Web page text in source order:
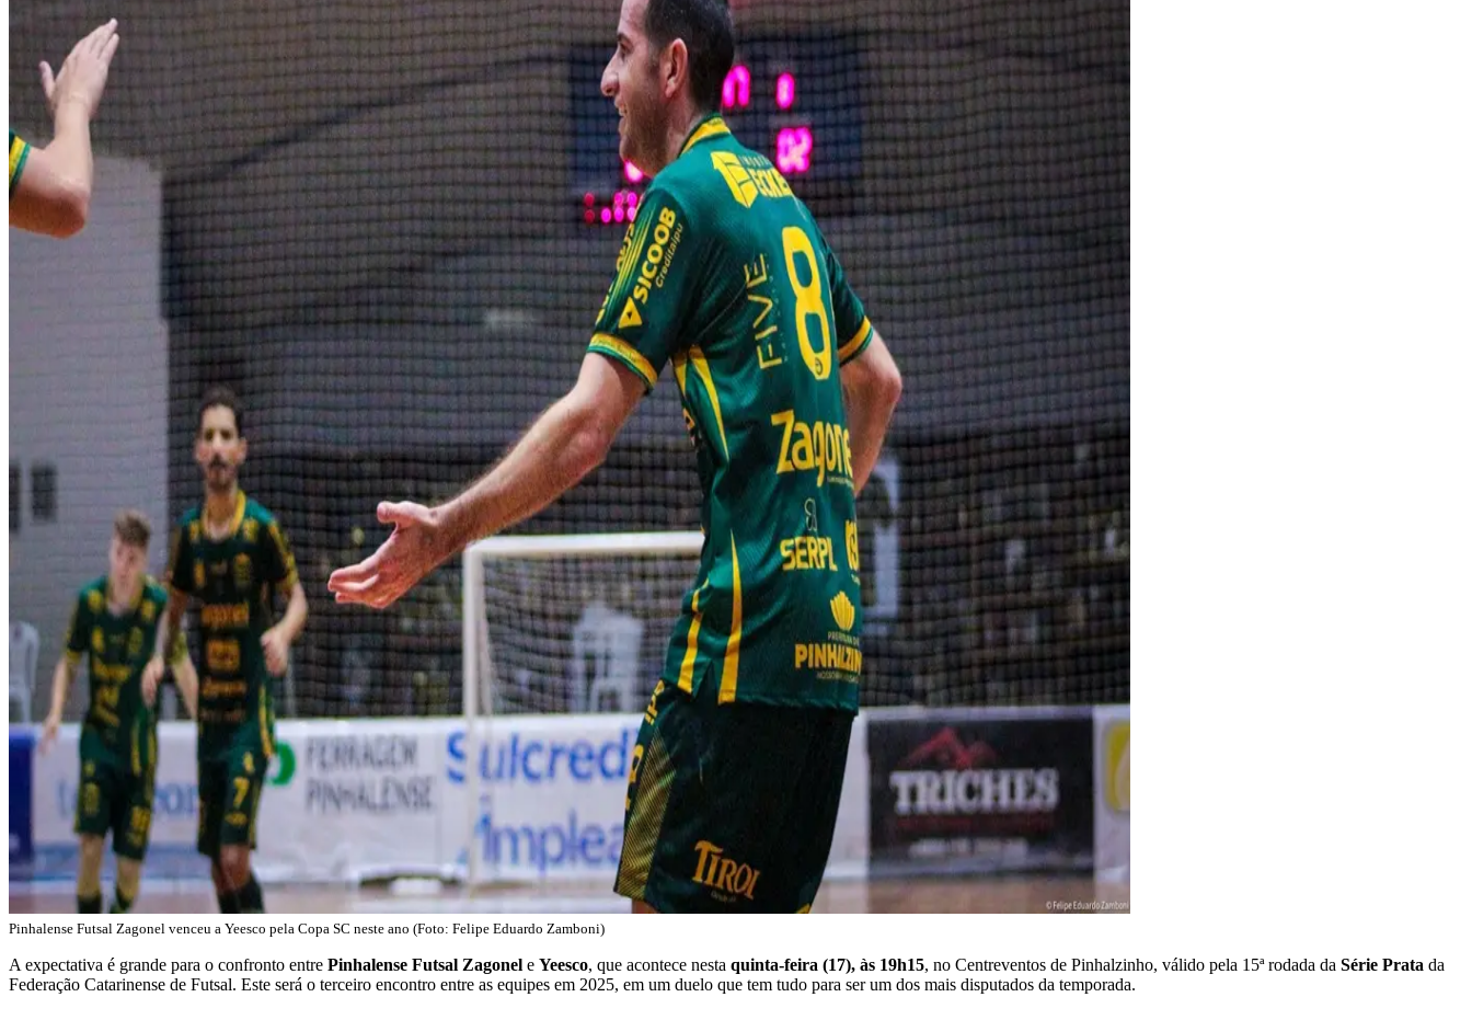
Pinhalense Futsal Zagonel venceu a Yeesco pela Copa SC neste ano (Foto: Felipe Eduardo Zamboni)
A expectativa é grande para o confronto entre Pinhalense Futsal Zagonel e Yeesco, que acontece nesta quinta-feira (17), às 19h15, no Centreventos de Pinhalzinho, válido pela 15ª rodada da Série Prata da
Federação Catarinense de Futsal. Este será o terceiro encontro entre as equipes em 2025, em um duelo que tem tudo para ser um dos mais disputados da temporada.